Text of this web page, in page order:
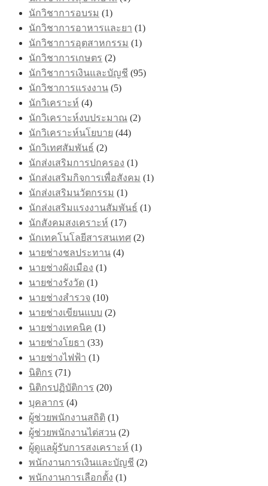
นักวิชาการอบรม (1)
นักวิชาการอาหารและยา (1)
นักวิชาการอุตสาหกรรม (1)
นักวิชาการเกษตร (2)
นักวิชาการเงินและบัญชี (95)
นักวิชาการแรงงาน (5)
นักวิเคราะห์ (4)
นักวิเคราะห์งบประมาณ (2)
นักวิเคราะห์นโยบาย (44)
นักวิเทศสัมพันธ์ (2)
นักส่งเสริมการปกครอง (1)
นักส่งเสริมกิจการเพื่อสังคม (1)
นักส่งเสริมนวัตกรรม (1)
นักส่งเสริมแรงงานสัมพันธ์ (1)
นักสังคมสงเคราะห์ (17)
นักเทคโนโลยีสารสนเทศ (2)
นายช่างชลประทาน (4)
นายช่างผังเมือง (1)
นายช่างรังวัด (1)
นายช่างสำรวจ (10)
นายช่างเขียนแบบ (2)
นายช่างเทคนิค (1)
นายช่างโยธา (33)
นายช่างไฟฟ้า (1)
นิติกร (71)
นิติกรปฏิบัติการ (20)
บุคลากร (4)
ผู้ช่วยพนักงานสถิติ (1)
ผู้ช่วยพนักงานไต่สวน (2)
ผู้ดูแลผู้รับการสงเคราะห์ (1)
พนักงานการเงินและบัญชี (2)
พนักงานการเลือกตั้ง (1)